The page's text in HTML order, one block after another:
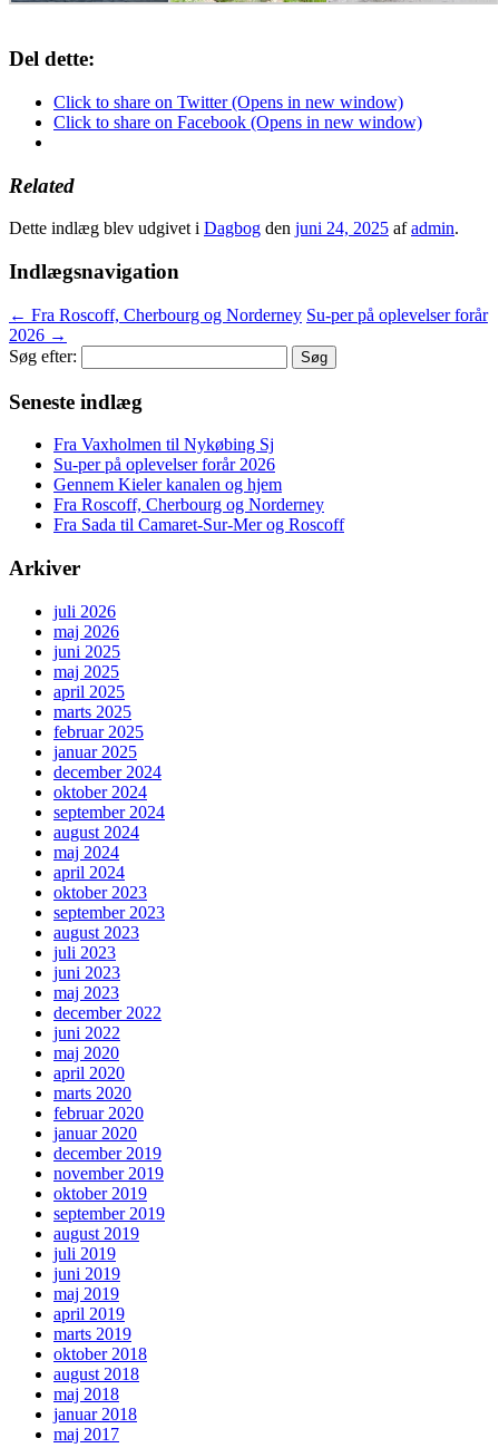
Del dette:
Click to share on Twitter (Opens in new window)
Click to share on Facebook (Opens in new window)
Related
Dette indlæg blev udgivet i Dagbog den juni 24, 2025 afadmin.
Indlægsnavigation
← Fra Roscoff, Cherbourg og Norderney Su-per på oplevelser forår
2026 →
Søg efter:
Seneste indlæg
Fra Vaxholmen til Nykøbing Sj
Su-per på oplevelser forår 2026
Gennem Kieler kanalen og hjem
Fra Roscoff, Cherbourg og Norderney
Fra Sada til Camaret-Sur-Mer og Roscoff
Arkiver
juli 2026
maj 2026
juni 2025
maj 2025
april 2025
marts 2025
februar 2025
januar 2025
december 2024
oktober 2024
september 2024
august 2024
maj 2024
april 2024
oktober 2023
september 2023
august 2023
juli 2023
juni 2023
maj 2023
december 2022
juni 2022
maj 2020
april 2020
marts 2020
februar 2020
januar 2020
december 2019
november 2019
oktober 2019
september 2019
august 2019
juli 2019
juni 2019
maj 2019
april 2019
marts 2019
oktober 2018
august 2018
maj 2018
januar 2018
maj 2017